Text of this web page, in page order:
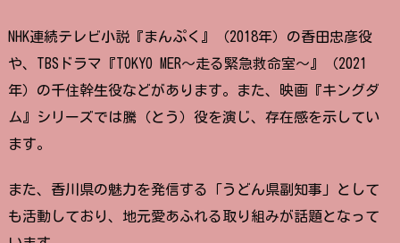
NHK連続テレビ小説『まんぷく』（2018年）の香田忠彦役
や、TBSドラマ『TOKYO MER〜走る緊急救命室〜』（2021
年）の千住幹生役などがあります。また、映画『キングダ
ム』シリーズでは騰（とう）役を演じ、存在感を示してい
ます。
また、香川県の魅力を発信する「うどん県副知事」として
も活動しており、地元愛あふれる取り組みが話題となって